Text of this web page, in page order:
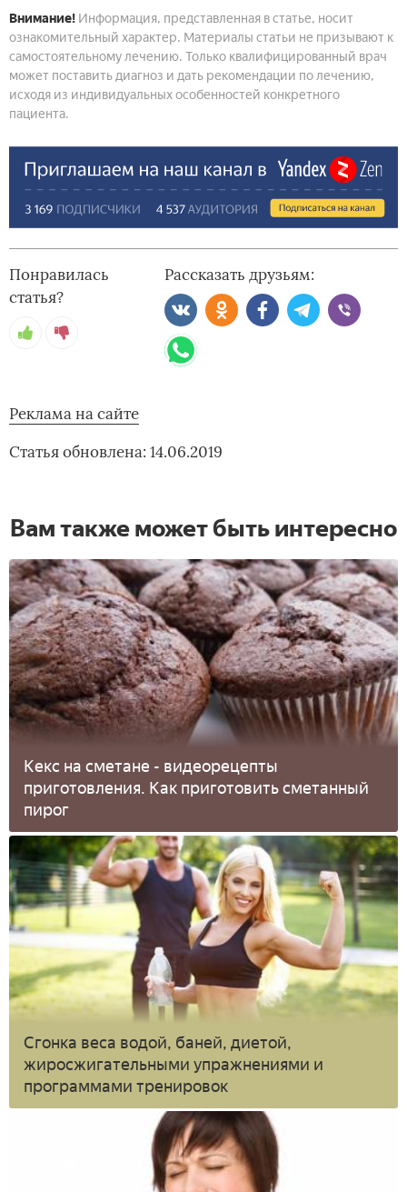
Внимание! Информация, представленная в статье, носит
ознакомительный характер. Материалы статьи не призывают к
самостоятельному лечению. Только квалифицированный врач
может поставить диагноз и дать рекомендации по лечению,
исходя из индивидуальных особенностей конкретного
пациента.
Понравилась
статья?
Рассказать друзьям:
Реклама на сайте
Статья обновлена: 14.06.2019
Вам также может быть интересно
Кекс на сметане - видеорецепты
приготовления. Как приготовить сметанный
пирог
Сгонка веса водой, баней, диетой,
жиросжигательными упражнениями и
программами тренировок